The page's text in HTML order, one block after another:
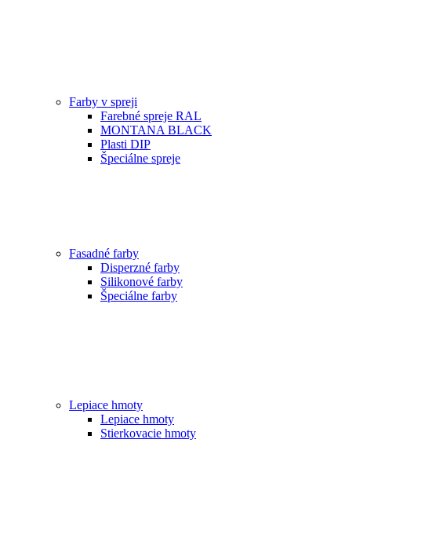
Farby v spreji
Farebné spreje RAL
MONTANA BLACK
Plasti DIP
Špeciálne spreje
Fasadné farby
Disperzné farby
Silikonové farby
Špeciálne farby
Lepiace hmoty
Lepiace hmoty
Stierkovacie hmoty